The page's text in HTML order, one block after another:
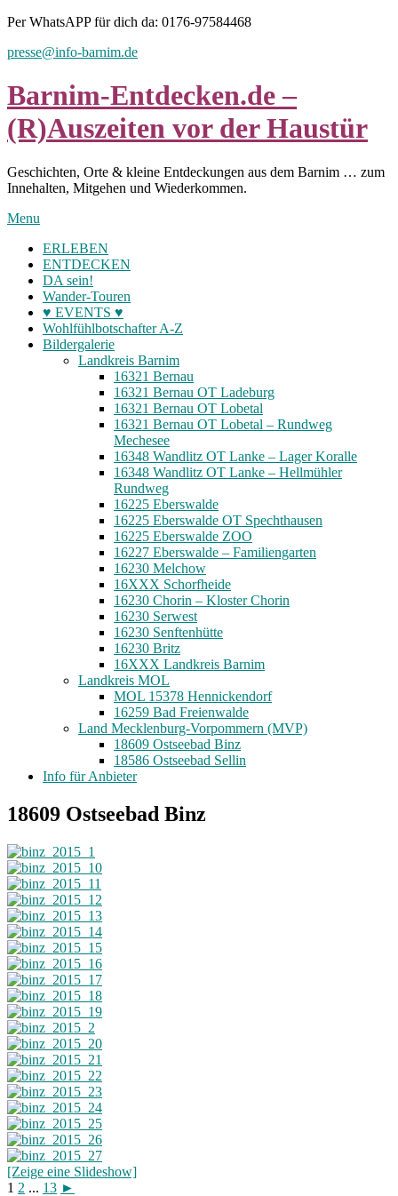
Skip
content
Per WhatsAPP für dich da: 0176-97584468
presse@info-barnim.de
Barnim-Entdecken.de –
(R)Auszeiten vor der Haustür
Geschichten, Orte & kleine Entdeckungen aus dem Barnim … zum
Innehalten, Mitgehen und Wiederkommen.
Menu
ERLEBEN
ENTDECKEN
DA sein!
Wander-Touren
♥ EVENTS ♥
Wohlfühlbotschafter A-Z
Bildergalerie
Landkreis Barnim
16321 Bernau
16321 Bernau OT Ladeburg
16321 Bernau OT Lobetal
16321 Bernau OT Lobetal – Rundweg
Mechesee
16348 Wandlitz OT Lanke – Lager Koralle
16348 Wandlitz OT Lanke – Hellmühler
Rundweg
16225 Eberswalde
16225 Eberswalde OT Spechthausen
16225 Eberswalde ZOO
16227 Eberswalde – Familiengarten
16230 Melchow
16XXX Schorfheide
16230 Chorin – Kloster Chorin
16230 Serwest
16230 Senftenhütte
16230 Britz
16XXX Landkreis Barnim
Landkreis MOL
MOL 15378 Hennickendorf
16259 Bad Freienwalde
Land Mecklenburg-Vorpommern (MVP)
18609 Ostseebad Binz
18586 Ostseebad Sellin
Info für Anbieter
18609 Ostseebad Binz
[Zeige eine Slideshow]
1 2 ... 13 ►